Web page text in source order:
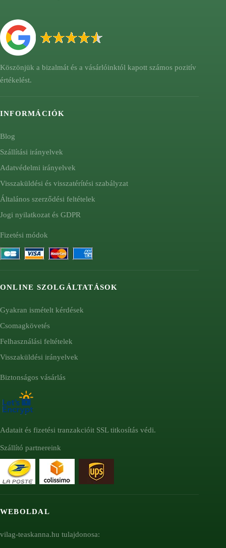
Köszönjük a bizalmát és a vásárlóinktól kapott számos pozitív
értékelést.
INFORMÁCIÓK
Blog
Szállítási irányelvek
Adatvédelmi irányelvek
Visszaküldési és visszatérítési szabályzat
Általános szerződési feltételek
Jogi nyilatkozat és GDPR
Fizetési módok
ONLINE SZOLGÁLTATÁSOK
Gyakran ismételt kérdések
Csomagkövetés
Felhasználási feltételek
Visszaküldési irányelvek
Biztonságos vásárlás
Adatait és fizetési tranzakcióit SSL titkosítás védi.
Szállító partnereink
WEBOLDAL
vilag-teaskanna.hu tulajdonosa: